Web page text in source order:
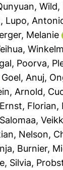
,Wild,
, Lupo,
Melanie
,
Poorva,
Goel, Anuj,
Arnold,
Ernst, Florian,
Salomaa,
, Nelson,
, Burnier,
Silvia,